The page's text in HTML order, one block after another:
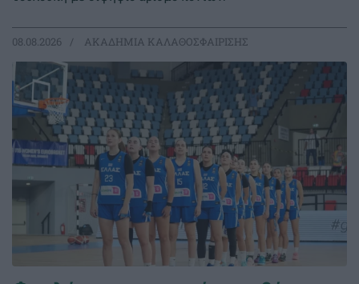
08.08.2026 ΑΚΑΔΗΜΙΑ ΚΑΛΑΘΟΣΦΑΙΡΙΣΗΣ